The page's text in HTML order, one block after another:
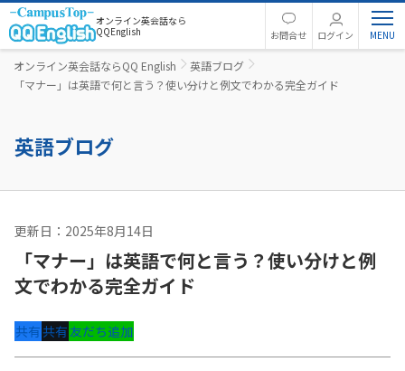
オンライン英会話なら
QQEnglish
お問合せ ログイン
オンライン英会話ならQQ English
英語ブログ
「マナー」は英語で何と言う？使い分けと例文でわかる完全ガイド
英語ブログ
更新日：2025年8月14日
「マナー」は英語で何と言う？使い分けと例
文でわかる完全ガイド
共有共有友だち追加